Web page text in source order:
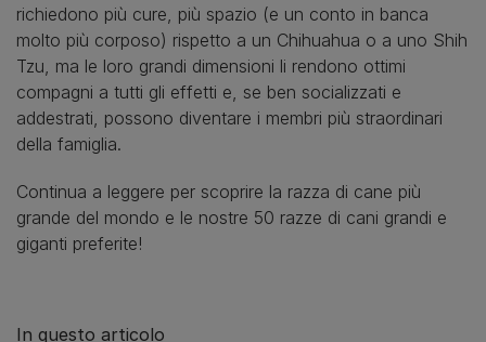
richiedono più cure, più spazio (e un conto in banca
molto più corposo) rispetto a un Chihuahua o a uno Shih
Tzu, ma le loro grandi dimensioni li rendono ottimi
compagni a tutti gli effetti e, se ben socializzati e
addestrati, possono diventare i membri più straordinari
della famiglia.
Continua a leggere per scoprire la razza di cane più
grande del mondo e le nostre 50 razze di cani grandi e
giganti preferite!
In questo articolo